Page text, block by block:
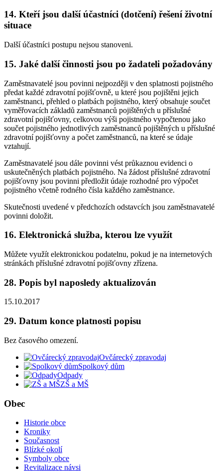
14. Kteří jsou další účastníci (dotčení) řešení životní
situace
Další účastníci postupu nejsou stanoveni.
15. Jaké další činnosti jsou po žadateli požadovány
Zaměstnavatelé jsou povinni nejpozději v den splatnosti pojistného
předat každé zdravotní pojišťovně, u které jsou pojištěni jejich
zaměstnanci, přehled o platbách pojistného, který obsahuje součet
vyměřovacích základů zaměstnanců pojištěných u příslušné
zdravotní pojišťovny, celkovou výši pojistného vypočtenou jako
součet pojistného jednotlivých zaměstnanců pojištěných u příslušné
zdravotní pojišťovny a počet zaměstnanců, na které se údaje
vztahují.
Zaměstnavatelé jsou dále povinni vést průkaznou evidenci o
uskutečněných platbách pojistného. Na žádost příslušné zdravotní
pojišťovny jsou povinni předložit údaje rozhodné pro výpočet
pojistného včetně rodného čísla každého zaměstnance.
Skutečnosti uvedené v předchozích odstavcích jsou zaměstnavatelé
povinni doložit.
16. Elektronická služba, kterou lze využít
Můžete využít elektronickou podatelnu, pokud je na internetových
stránkách příslušné zdravotní pojišťovny zřízena.
28. Popis byl naposledy aktualizován
15.10.2017
29. Datum konce platnosti popisu
Bez časového omezení.
Ovčárecký zpravodaj
Spolkový dům
Odpady
ZŠ a MŠ
Obec
Historie obce
Kroniky
Současnost
Blízké okolí
Symboly obce
Revitalizace návsi